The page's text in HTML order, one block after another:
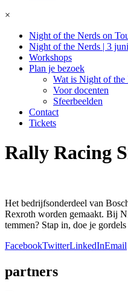
×
Night of the Nerds on
Night of the Nerds | 3
Workshops
Plan je bezoek
Wat is Night of the
Voor docenten
Sfeerbeelden
Contact
Tickets
Rally Racing
Het bedrijfsonderdeel van
Rexroth worden gemaakt. Bij
temmen? Stap in, doe je
FacebookTwitterLinkedInEmail
partners